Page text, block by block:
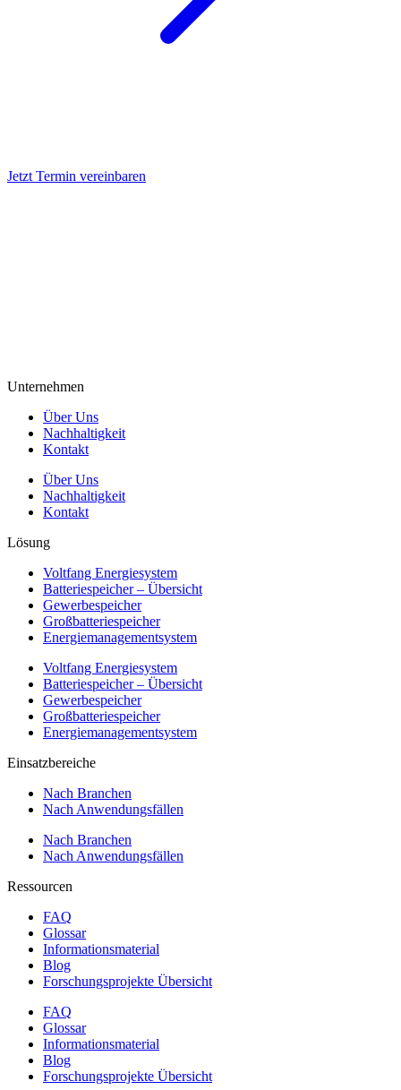
Jetzt Termin vereinbaren
Unternehmen
Über Uns
Nachhaltigkeit
Kontakt
Über Uns
Nachhaltigkeit
Kontakt
Lösung
Voltfang Energiesystem
Batteriespeicher – Übersicht
Gewerbespeicher
Großbatteriespeicher
Energiemanagementsystem
Voltfang Energiesystem
Batteriespeicher – Übersicht
Gewerbespeicher
Großbatteriespeicher
Energiemanagementsystem
Einsatzbereiche
Nach Branchen
Nach Anwendungsfällen
Nach Branchen
Nach Anwendungsfällen
Ressourcen
FAQ
Glossar
Informationsmaterial
Blog
Forschungsprojekte Übersicht
FAQ
Glossar
Informationsmaterial
Blog
Forschungsprojekte Übersicht